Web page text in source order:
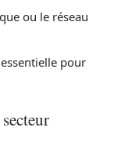
ou le réseau
pour